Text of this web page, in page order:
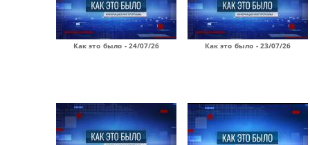
Как это было - 24/07/26 Как это было - 23/07/26